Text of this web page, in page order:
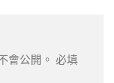
會公開。
必填